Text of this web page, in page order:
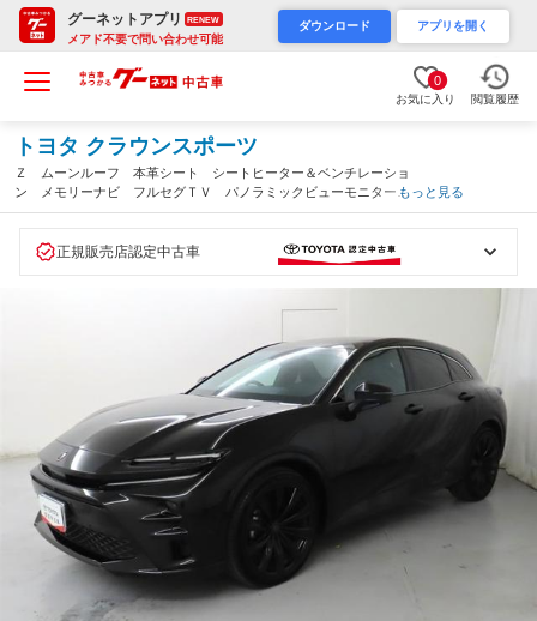
グーネットアプリ RENEW
メアド不要で問い合わせ可能
ダウンロード アプリを開く
0
お気に入り 閲覧履歴
トヨタ クラウンスポーツ
Ｚ ムーンルーフ 本革シート シートヒーター＆ベンチレーショ
ン メモリーナビ フルセグＴＶ パノラミックビューモニター
パワーバックドア 衝突回避軽減ブレーキ 踏み間違い制御装置
もっと見る
正規販売店認定中古車